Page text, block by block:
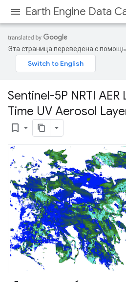
Earth Engine Data
Эта страница переведена с
Sentinel-5P NRTI AER
Time UV Aerosol
bookmark_border